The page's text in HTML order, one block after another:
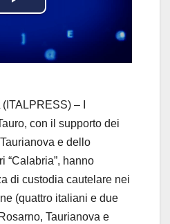
P
l
y
V
i
d
– I
con il supporto dei
e dello
“Calabria”, hanno
di custodia cautelare nei
(quattro italiani e due
Taurianova e